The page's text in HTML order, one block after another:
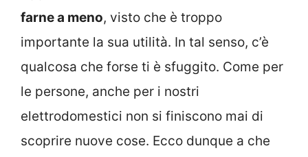
farne a meno, visto che è troppo
importante la sua utilità. In tal senso, c’è
qualcosa che forse ti è sfuggito. Come per
le persone, anche per i nostri
elettrodomestici non si finiscono mai di
scoprire nuove cose. Ecco dunque a che